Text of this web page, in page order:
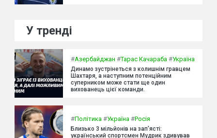
У тренді
#Азербайджан #Тарас Качараба #Україна
Динамо зустрінеться з колишнім гравцем
Шахтаря, а наступним потенційним
суперником може стати ще один
вихованець цієї команди.
#Політика #Україна #Росія
Близько 3 мільйонів на зап'ясті:
український спортсмен Мудрик здивував